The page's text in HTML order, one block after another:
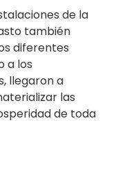
de la
también
diferentes
a los
llegaron a
las
de toda